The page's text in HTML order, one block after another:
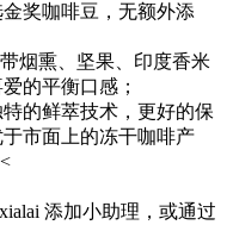
奖咖啡豆，无额外添
烟熏、坚果、印度香米
的平衡口感；
的鲜萃技术，更好的保
市面上的冻干咖啡产
添加小助理，或通过